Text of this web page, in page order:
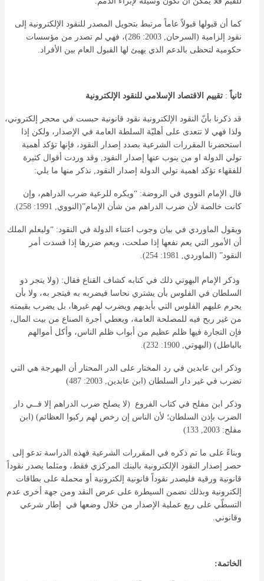
كما أن قبولها قبولاً عاماً مرتبط بتحويل المصدر للنقود الإلكترونية إلى
نقود إلزامية (السرحان, 2003: 286)، فهي لم تصدر من مؤسسات
حكومية لتحظى بالدعم الذي يهيئ لها القبول العام بين الأفراد.
ثانياً : تقييم الاقتصاد الإسلامي للنقود الإلكترونية
قد ذكرنا بأنّ النقود الإلكترونية نقود قانونية حبست في محجر إلكتروني،
ولذا فهي لا تتعدى على أهليّة السلطة العامة في الإصدار، ولكن إذا
استحضرنا المقررات الشرعية بصدد إصدار النقود، فإنها تؤكد أهمية
تولي الدولة او من ينوب عنها إصدار النقود, وقد وردت أقوال كثيرة
للفقهاء تؤكد اهمية تولي الدولة إصدار النقود, نذكر منها ما يلي:
قال الإمام النووي في الروضة: “ويكره للرعية ضرب الدراهم، وإن
كانت خالصة لأن ضرب الدراهم من شأن الإمام”(النووي, 1991: 258).
ويقول الماوردي في بيان وجوب اعتناء الدولة في النقود: “وليعلم الملك
أن الأمور التي يعم نفعها إذا صلحت، ويعم ضررها إذا فسدت أمر
النقود” (الماوردي, 1981: 254).
وذكر الإمام البهوتي ذلك في كتابه كشاف القناع فقال: (ولا يتجر ذو
السلطان في الفلوس بأن يشتري نحاسا فيضربه به فيتجر به، ولا بأن
يحرم عليهم الفلوس التي بأيديهم ويضرب لهم غيرها، بل يضرب بقيمته
من غير ربح فيه للمصلحة العامة، ويعطي أجرة الصناع من بيت المال،
فإن التجارة فيها ظلم عظيم من أبواب ظلم الناس، وأكل أموالهم
بالباطل) (البهوتي, 1900: 232).
وذكر ابن عابدين في رد المختار على الدر المحتار أن البهرجة هي التي
تضرب في غير دار السلطان (ابن عابدين, 2003: 487)
وذكر ابن مفلح في كتاب الفروع (لا يصلح ضرب الدراهم إلا فــي دار
الضرب بإذن السلطان؛ لأن الناس إن رخص لهم ركبوا العظائم) (ابن
مفلح: 2003, 133)
وبناءً على ما تم ذكره في المقررات الشرعية فهذه الدراسة تدعو إلى
حصر إصدار النقود الإلكترونية بالبنك المركزي فقط، ومثلما يصدر نقوداً
قانونية ورقية فليصدر نقوداً قانونية إلكترونية أو محملة على بطاقات
إلكترونية وبذلك نضمن السيطرة على عرض النقد ومن جهة أخرى عدم
التسطّي على ريع عملية الإصدار من خلال وضعها في إطار شرعي
وقانوني.
الخاتمة: